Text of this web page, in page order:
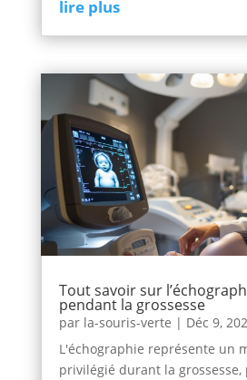
lire plus
Tout savoir sur
pendant la grossesse
par la-souris-verte | Déc 9,
L'échographie représente un
privilégié durant la